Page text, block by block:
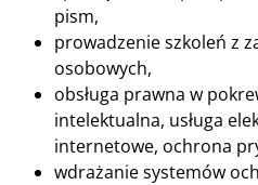
pism,
prowadzenie szkoleń z
osobowych,
obsługa prawna w
intelektualna, usługa
internetowe, ochrona
wdrażanie systemów